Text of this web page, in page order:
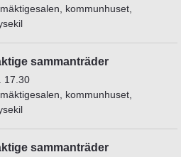
kommunhuset,
sammanträder
17.30
kommunhuset,
sammanträder